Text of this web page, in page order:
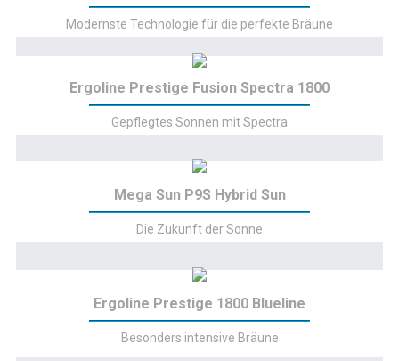
Modernste Technologie für die perfekte Bräune
Ergoline Prestige Fusion Spectra 1800
Gepflegtes Sonnen mit Spectra
Mega Sun P9S Hybrid Sun
Die Zukunft der Sonne
Ergoline Prestige 1800 Blueline
Besonders intensive Bräune